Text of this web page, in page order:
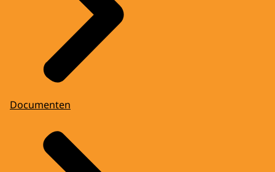
Documenten